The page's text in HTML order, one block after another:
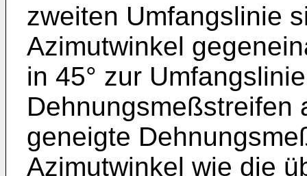
zweiten Umfangslinie
Azimutwinkel
in 45° zur
Dehnungsmeßstreifen
geneigte
Azimutwinkel wie die